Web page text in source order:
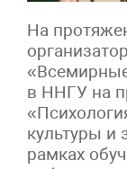
На
в ННГУ на
культуры и
рамках